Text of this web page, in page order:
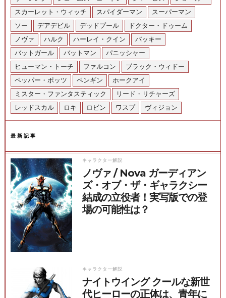
スカーレット・ウィッチ
スパイダーマン
スーパーマン
ソー
デアデビル デッドプール
ドクター・ドゥーム
ノヴァ
ハルク ハーレイ・クイン
バッキー
バットガール
バットマン
パニッシャー
ヒューマン・トーチ
ファルコン
ブラック・ウィドー
ペッパー・ポッツ
ペンギン
ホークアイ
ミスター・ファンタスティック
リード・リチャーズ
レッドスカル
ロキ ロビン ワスプ ヴィジョン
最新記事
キャラクター解説
ノヴァ / Nova ガーディアン
ズ・オブ・ザ・ギャラクシー
結成の立役者！実写版での登
場の可能性は？
キャラクター解説
ナイトウイング クールな新世
代ヒーローの正体は、青年に